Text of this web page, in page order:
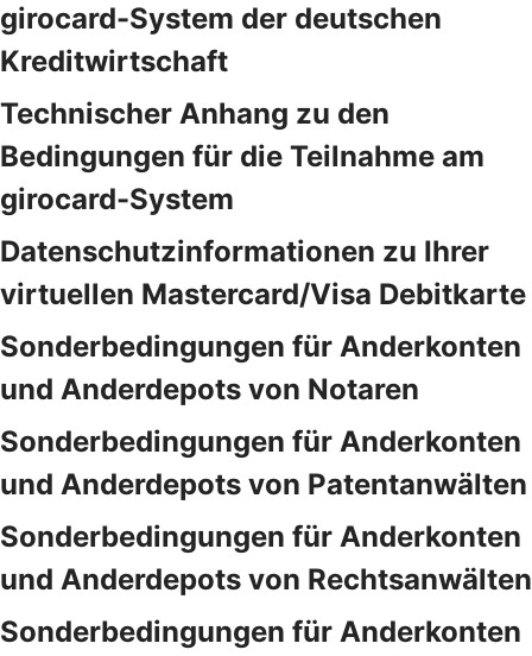
girocard-System der deutschen
Kreditwirtschaft
Technischer Anhang zu den
Bedingungen für die Teilnahme am
girocard-System
Datenschutzinformationen zu Ihrer
virtuellen Mastercard/Visa Debitkarte
Sonderbedingungen für Anderkonten
und Anderdepots von Notaren
Sonderbedingungen für Anderkonten
und Anderdepots von Patentanwälten
Sonderbedingungen für Anderkonten
und Anderdepots von Rechtsanwälten
Sonderbedingungen für Anderkonten